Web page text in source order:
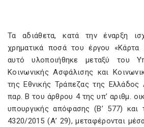
Τα αδιάθετα, κατά την έναρξη
χρηματικά ποσά του έργου «Κάρτα
αυτό υλοποιήθηκε μεταξύ του
Κοινωνικής Ασφάλισης και
της Εθνικής Τράπεζας της Ελλάδος
παρ. Β του άρθρου 4 της υπ’ αριθμ.
υπουργικής απόφασης (Β’ 577)
4320/2015 (Α’ 29), μεταφέρονται